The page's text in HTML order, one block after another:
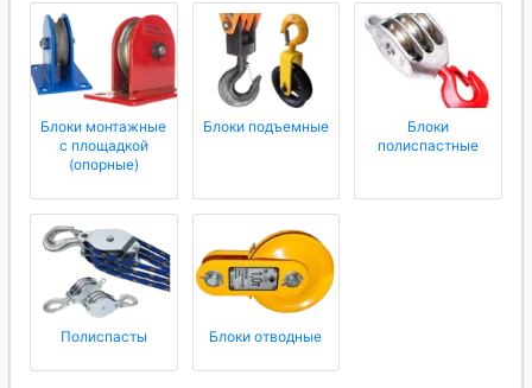
Блоки монтажные
с площадкой
(опорные)
Блоки подъемные
Блоки
полиспастные
Полиспасты Блоки отводные